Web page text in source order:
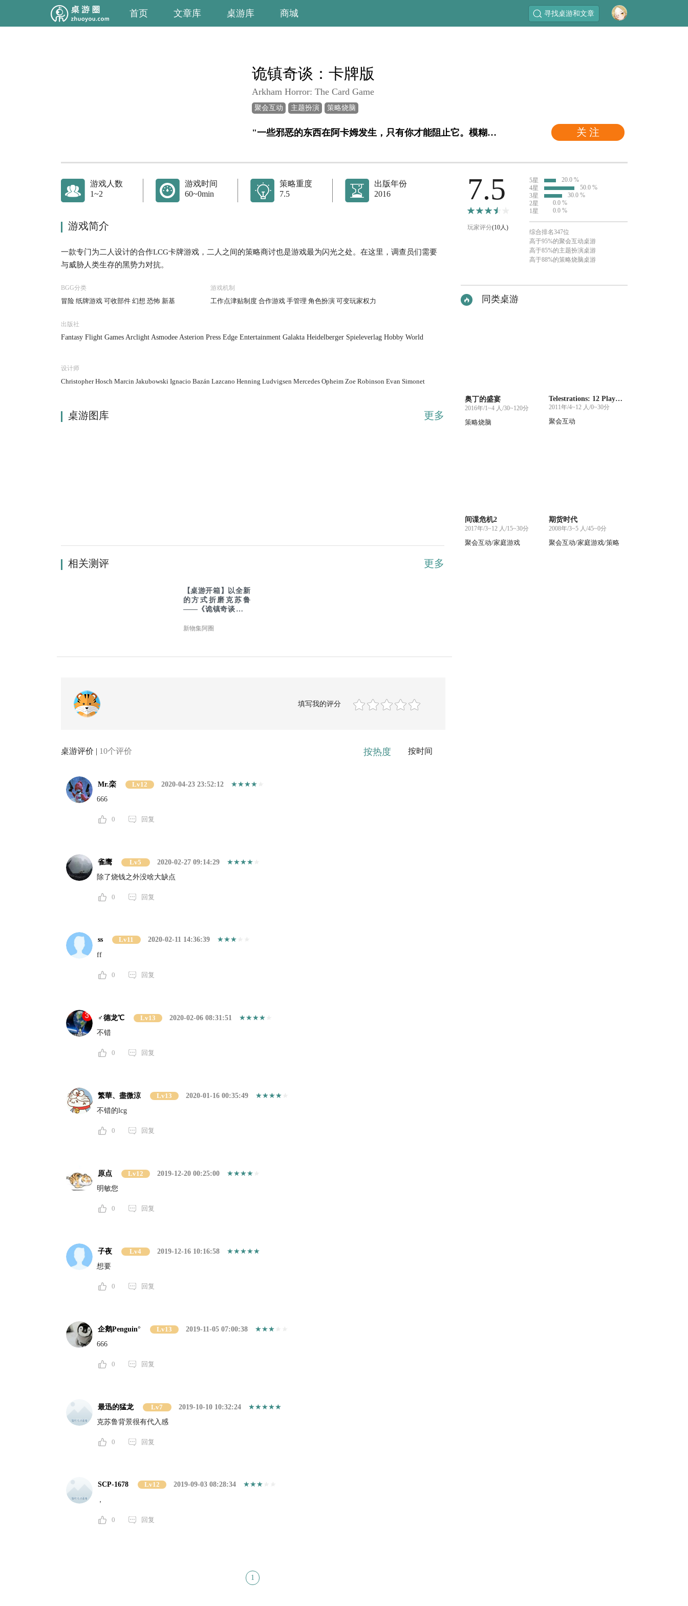
首页 文章库 桌游库 商城 寻找桌游和文章
关 注
诡镇奇谈：卡牌版
Arkham Horror: The Card Game
聚会互动 主题扮演 策略烧脑
"一些邪恶的东西在阿卡姆发生，只有你才能阻止它。模糊了角色扮演和纸牌游戏之间的传统界限，阿卡姆恐怖：纸牌游戏是一个活生生的扑克牌游戏，洛维克拉夫蒂的神秘，怪物，和疯狂！"
游戏人数
1~2
游戏时间
60~0min
策略重度
7.5
出版年份
2016
游戏简介
一款专门为二人设计的合作LCG卡牌游戏，二人之间的策略商讨也是游戏最为闪光之处。在这里，调查员们需要
与威胁人类生存的黑势力对抗。
BGG分类
冒险 纸牌游戏 可收部件 幻想 恐怖 新基
游戏机制
工作点津贴制度 合作游戏 手管理 角色扮演 可变玩家权力
出版社
Fantasy Flight Games Arclight Asmodee Asterion Press Edge Entertainment Galakta Heidelberger Spieleverlag Hobby World
设计师
Christopher Hosch Marcin Jakubowski Ignacio Bazán Lazcano Henning Ludvigsen Mercedes Opheim Zoe Robinson Evan Simonet
桌游图库 更多
相关测评 更多
【桌游开箱】以全新
的方式折磨克苏鲁
——《诡镇奇谈：末
新物集阿圈
填写我的评分
桌游评价 | 10个评价 按热度 按时间
Mr.栾 Lv12
2020-04-23 23:52:12
666
0 回复
雀鹰 Lv5
2020-02-27 09:14:29
除了烧钱之外没啥大缺点
0 回复
ss Lv11
2020-02-11 14:36:39
ff
0 回复
♂德龙℃ Lv13
2020-02-06 08:31:51
不错
0 回复
繁華、盡微涼 Lv13
2020-01-16 00:35:49
不错的lcg
0 回复
原点 Lv12
2019-12-20 00:25:00
明敏您
0 回复
子夜 Lv4
2019-12-16 10:16:58
想要
0 回复
企鹅Penguin° Lv13
2019-11-05 07:00:38
666
0 回复
最迅的猛龙 Lv7
2019-10-10 10:32:24
克苏鲁背景很有代入感
0 回复
SCP-1678 Lv12
2019-09-03 08:28:34
，
0 回复
1
7.5
玩家评分(10人)
5星
20.0 %
4星
50.0 %
3星
30.0 %
2星
0.0 %
1星
0.0 %
综合排名347位
高于95%的聚会互动桌游
高于85%的主题扮演桌游
高于88%的策略烧脑桌游
同类桌游
奥丁的盛宴
2016年/1~4 人/30~120分
策略烧脑
Telestrations: 12 Player Party Pack
2011年/4~12 人/0~30分
聚会互动
间谍危机2
2017年/3~12 人/15~30分
聚会互动/家庭游戏
期货时代
2008年/3~5 人/45~0分
聚会互动/家庭游戏/策略